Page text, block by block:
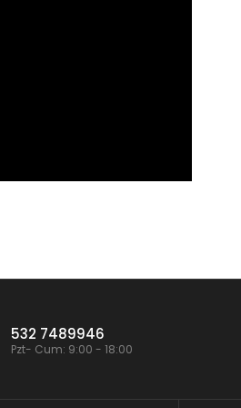
532 7489946
Pzt- Cum: 9:00 - 18:00